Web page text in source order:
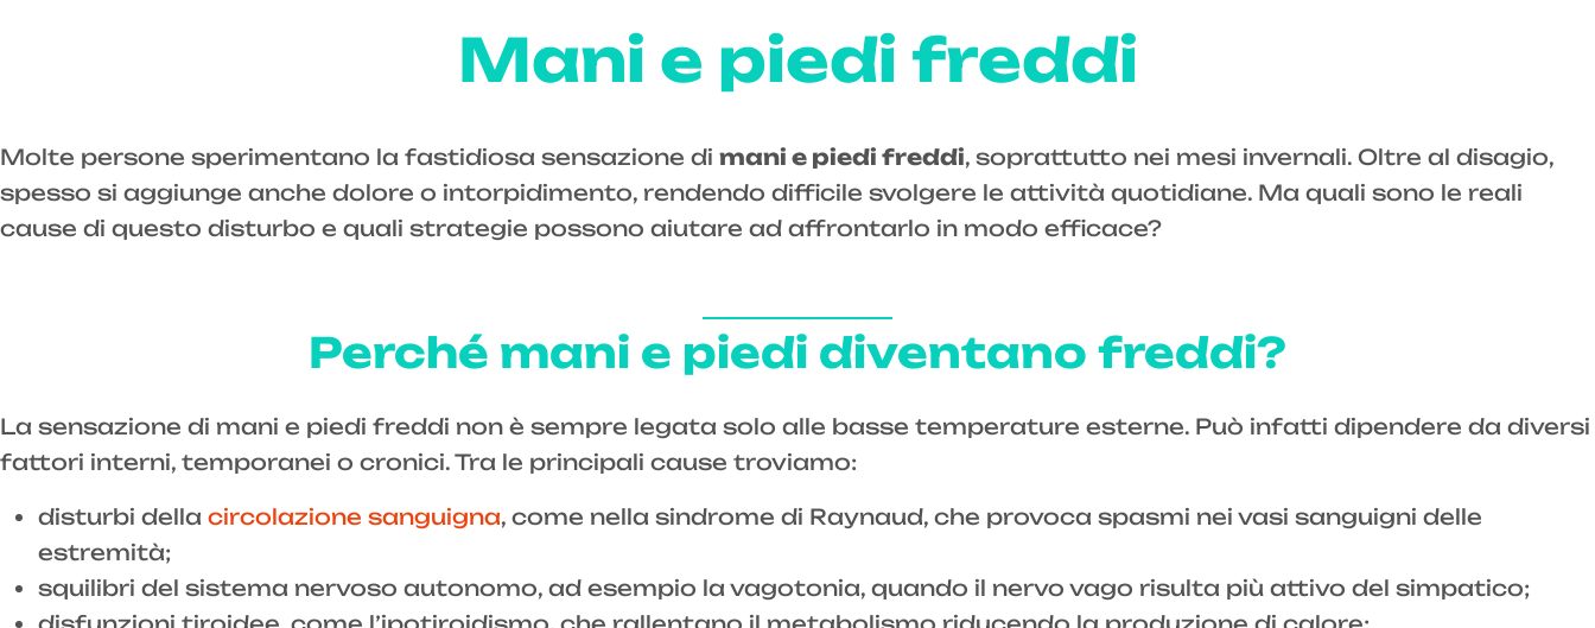
Mani e piedi freddi
Molte persone sperimentano la fastidiosa sensazione di mani e piedi freddi, soprattutto nei mesi invernali. Oltre al disagio,
spesso si aggiunge anche dolore o intorpidimento, rendendo difficile svolgere le attività quotidiane. Ma quali sono le reali
cause di questo disturbo e quali strategie possono aiutare ad affrontarlo in modo efficace?
Perché mani e piedi diventano freddi?
La sensazione di mani e piedi freddi non è sempre legata solo alle basse temperature esterne. Può infatti dipendere da diversi
fattori interni, temporanei o cronici. Tra le principali cause troviamo:
disturbi della circolazione sanguigna, come nella sindrome di Raynaud, che provoca spasmi nei vasi sanguigni delle
estremità;
squilibri del sistema nervoso autonomo, ad esempio la vagotonia, quando il nervo vago risulta più attivo del simpatico;